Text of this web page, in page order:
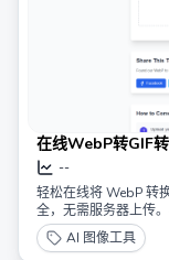
在线WebP转GIF
--
轻松在线将 WebP 转
全，无需服务器上传
AI 图像工具